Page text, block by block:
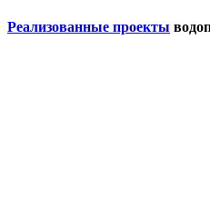
Реализованные проекты